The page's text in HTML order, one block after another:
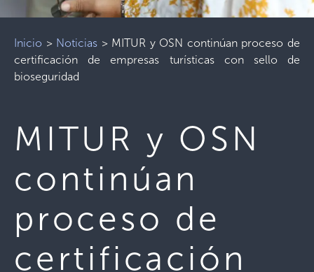
Inicio > Noticias > MITUR y OSN continúan proceso de
certificación de empresas turísticas con sello de
bioseguridad
MITUR y OSN
continúan
proceso de
certificación